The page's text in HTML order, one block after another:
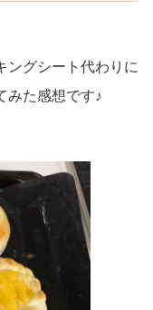
ングシート代わりに
みた感想です♪